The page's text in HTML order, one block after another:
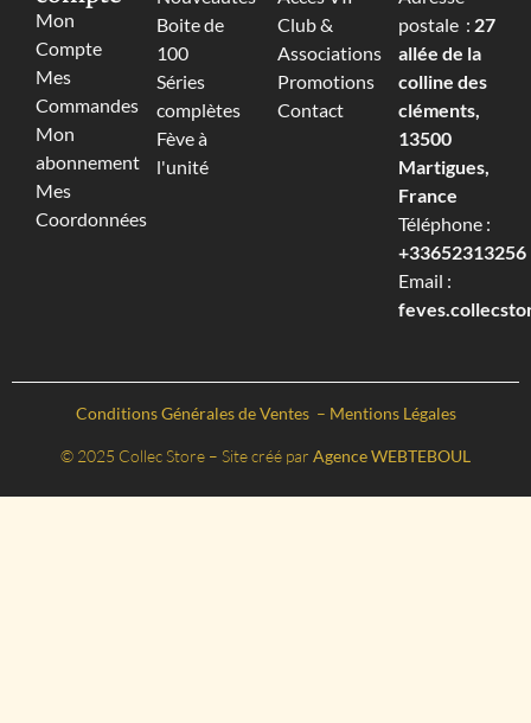
Mon
Compte
Mes
Commandes
Mon
abonnement
Mes
Coordonnées
Boite de
100
Séries
complètes
Fève à
l'unité
Club &
Associations
Promotions
Contact
postale : 27
allée de la
colline des
cléments,
13500
Martigues,
France
Téléphone :
+33652313256‬
Email :
Conditions Générales de Ventes – Mentions Légales
© 2025 Collec Store – Site créé par Agence WEBTEBOUL